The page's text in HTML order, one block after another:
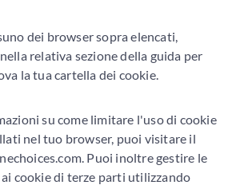
dei browser sopra elencati,
relativa sezione della guida per
la tua cartella dei cookie.
su come limitare l'uso di cookie
nel tuo browser, puoi visitare il
Puoi inoltre gestire le
cookie di terze parti utilizzando